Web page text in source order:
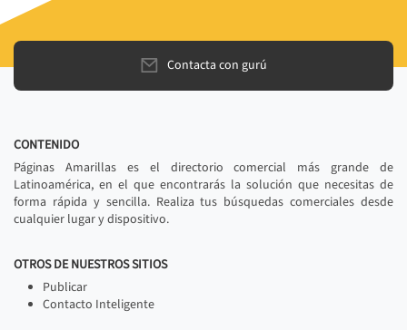
Contacta con gurú
CONTENIDO
Páginas Amarillas es el directorio comercial más grande de
Latinoamérica, en el que encontrarás la solución que necesitas de
forma rápida y sencilla. Realiza tus búsquedas comerciales desde
cualquier lugar y dispositivo.
OTROS DE NUESTROS SITIOS
Publicar
Contacto Inteligente